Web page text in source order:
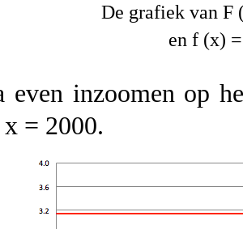
De grafiek van F
en f (x)
even inzoomen op
= 2000.